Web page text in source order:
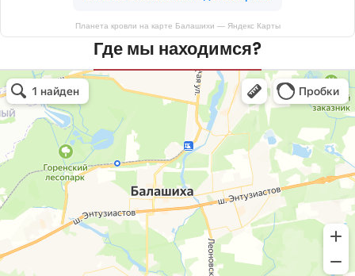
Планета кровли на карте Балашихи — Яндекс Карты
Где мы находимся?
Планета кровли
Кровля и кровельные материалы в Балашихе
Окна в Балашихе